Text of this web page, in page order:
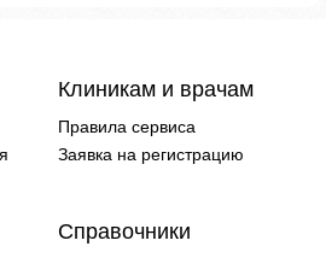
Клиникам и врачам
Правила сервиса
Заявка на регистрацию
Справочники